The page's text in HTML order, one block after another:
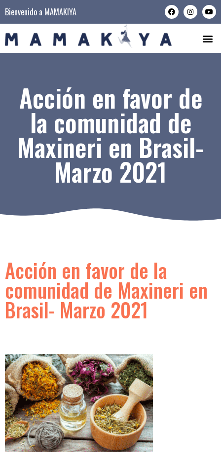
Bienvenido a MAMAKIYA
Acción en favor de
la comunidad de
Maxineri en Brasil-
Marzo 2021
Acción en favor de la
comunidad de Maxineri en
Brasil- Marzo 2021